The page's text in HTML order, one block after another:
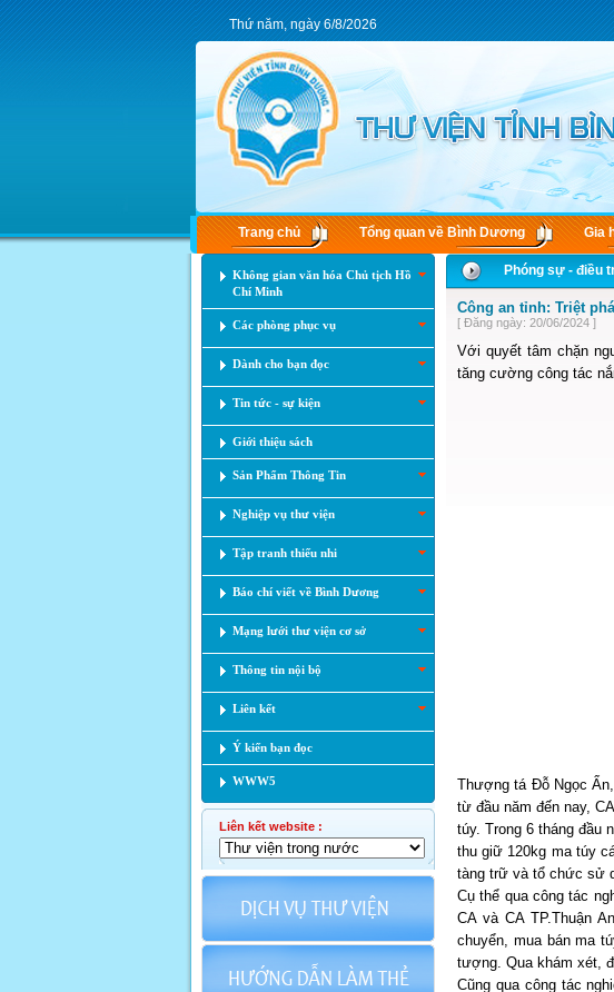
Thứ năm, ngày 6/8/2026
Trang chủ Tổng quan về Bình Dương Gia
Không gian văn hóa Chủ tịch Hồ
Chí Minh
Các phòng phục vụ
Dành cho bạn đọc
Tin tức - sự kiện
Giới thiệu sách
Sản Phẩm Thông Tin
Nghiệp vụ thư viện
Tập tranh thiếu nhi
Báo chí viết về Bình Dương
Mạng lưới thư viện cơ sở
Thông tin nội bộ
Liên kết
Ý kiến bạn đọc
WWW5
Liên kết website :
Phóng sự - điều
Công an tỉnh: Triệt
[ Đăng ngày: 20/06/2024 ]
Với quyết tâm chặn
tăng cường công tác
Thượng tá Đỗ Ngọc
từ đầu năm đến nay,
túy. Trong 6 tháng đầu
thu giữ 120kg ma túy
tàng trữ và tổ chức sử
Cụ thể qua công tác
CA và CA TP.Thuận
chuyển, mua bán ma
tượng. Qua khám xét,
Cũng qua công tác